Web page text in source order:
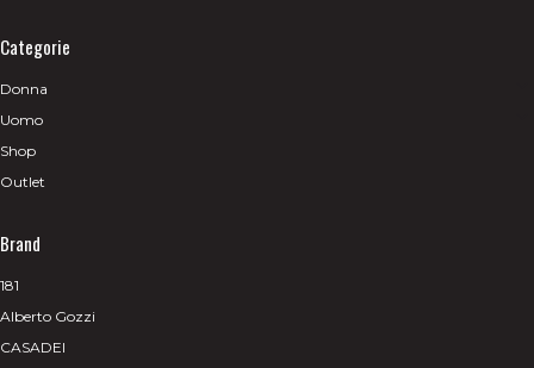
Categorie
Donna
Uomo
Shop
Outlet
Brand
181
Alberto Gozzi
CASADEI